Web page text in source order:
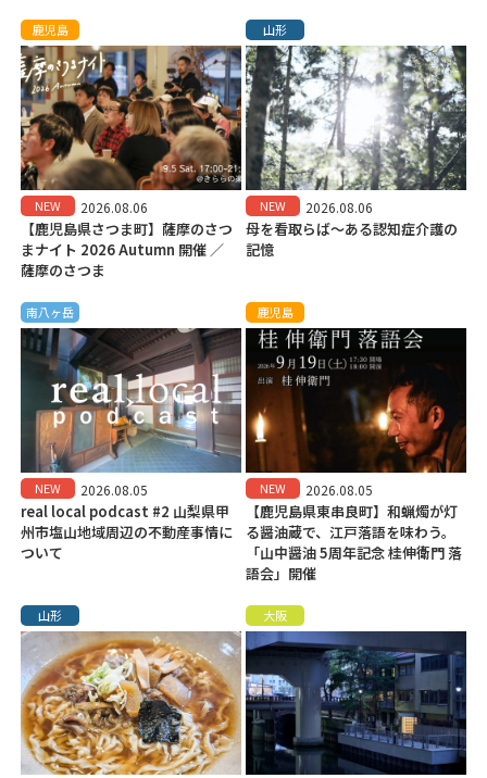
鹿児島
NEW 2026.08.06
【鹿児島県さつま町】薩摩のさつ
まナイト 2026 Autumn 開催 ／
薩摩のさつま
山形
NEW 2026.08.06
母を看取らば～ある認知症介護の
記憶
南八ヶ岳
NEW 2026.08.05
real local podcast #2 山梨県甲
州市塩山地域周辺の不動産事情に
ついて
鹿児島
NEW 2026.08.05
【鹿児島県東串良町】和蝋燭が灯
る醤油蔵で、江戸落語を味わう。
「山中醤油 5周年記念 桂伸衛門 落
語会」開催
山形 大阪